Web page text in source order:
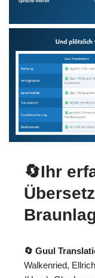
🔄Ihr
🔄 Guul
Walkenried,